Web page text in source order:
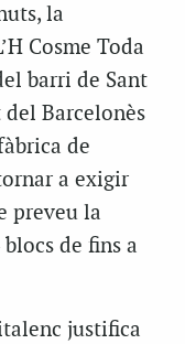
la
Cosme Toda
barri de Sant
Barcelonès
de
a exigir
preveu la
de fins a
justifica